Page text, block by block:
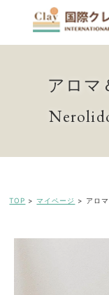
アロマ
TOP >マイページ > アロ